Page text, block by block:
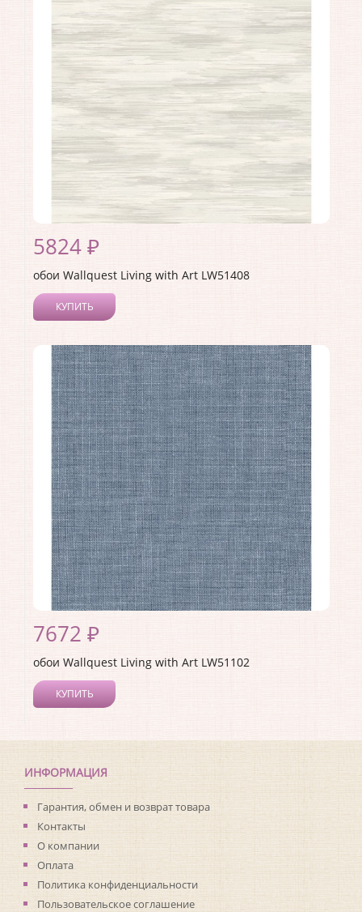
Материал покрытия:
Акриловое
Страна:США
Материал основы:Бумага
Раппорт:<>
5824 ₽
обои Wallquest Living with Art LW51408
КУПИТЬ
Коллекция:Living with Art
Длина рулона:8.23
Ширина рулона:0.68
Материал покрытия:Акриловое
Страна:США
Материал основы:Бумага
Раппорт:68
7672 ₽
обои Wallquest Living with Art LW51102
КУПИТЬ
Длина рулона:
8.23
Ширина рулона: 0.68
Материал покрытия:Виниловое
Страна:США
Материал основы:
Флизелин
Раппорт:<>
ИНФОРМАЦИЯ
Гарантия, обмен и возврат товара
Контакты
О компании
Оплата
Политика конфиденциальности
Пользовательское соглашение